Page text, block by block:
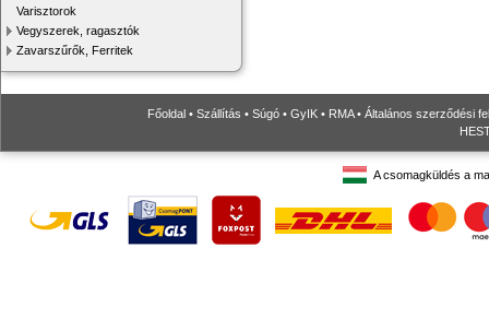
Varisztorok
Vegyszerek, ragasztók
Zavarszűrők, Ferritek
Főoldal • Szállítás • Súgó • GyIK • RMA• Általános szerződési
A csomagküldés a